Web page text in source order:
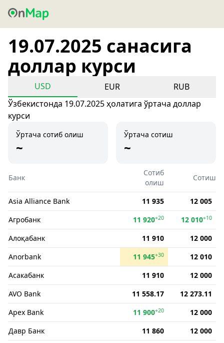
19.07.2025 санасига
доллар курси
USD EUR
RUB
Ўзбекистонда 19.07.2025 ҳолатига ўртача доллар
курси
Ўртача сотиб олиш
~
Ўртача сотиш
~
Банк
Сотиб
олиш
Сотиш
Asia Alliance Bank 11 935
12 005
Агробанк
11 920+20 12 010+10
Алоқабанк 11 910
12 000
Anorbank
11 945+30
12 010
Асакабанк
11 910
12 000
AVO Bank
11 558.17
12 273.11
Apex Bank
11 900+20
12 000
Давр Банк
11 860
12 000